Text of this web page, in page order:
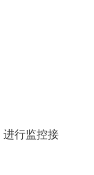
行监控接